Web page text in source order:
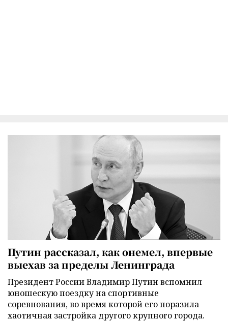
Путин рассказал, как онемел, впервые
выехав за пределы Ленинграда
Президент России Владимир Путин вспомнил
юношескую поездку на спортивные
соревнования, во время которой его поразила
хаотичная застройка другого крупного города.